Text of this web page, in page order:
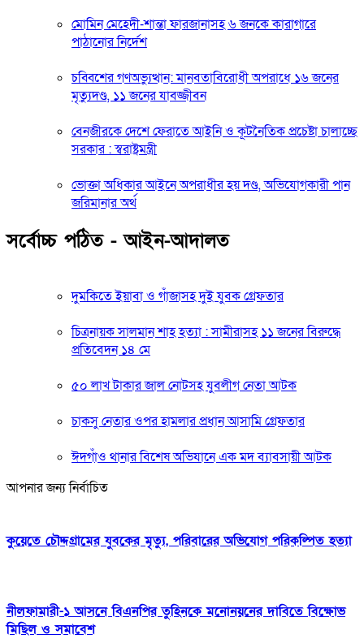
মোমিন মেহেদী-শান্তা ফারজানাসহ ৬ জনকে কারাগারে
পাঠানোর নির্দেশ
চব্বিশের গণঅভ্যুত্থান: মানবতাবিরোধী অপরাধে ১৬ জনের
মৃত্যুদণ্ড, ১১ জনের যাবজ্জীবন
বেনজীরকে দেশে ফেরাতে আইনি ও কূটনৈতিক প্রচেষ্টা চালাচ্ছে
সরকার : স্বরাষ্ট্রমন্ত্রী
ভোক্তা অধিকার আইনে অপরাধীর হয় দণ্ড, অভিযোগকারী পান
জরিমানার অর্থ
সর্বোচ্চ পঠিত - আইন-আদালত
দুমকিতে ইয়াবা ও গাঁজাসহ দুই যুবক গ্রেফতার
চিত্রনায়ক সালমান শাহ হত্যা : সামীরাসহ ১১ জনের বিরুদ্ধে
প্রতিবেদন ১৪ মে
৫০ লাখ টাকার জাল নোটসহ যুবলীগ নেতা আটক
চাকসু নেতার ওপর হামলার প্রধান আসামি গ্রেফতার
ঈদগাঁও থানার বিশেষ অভিযানে এক মদ ব্যাবসায়ী আটক
আপনার জন্য নির্বাচিত
কুয়েতে চৌদ্দগ্রামের যুবকের মৃত্যু, পরিবারের অভিযোগ পরিকল্পিত হত্যা
নীলফামারী-১ আসনে বিএনপির তুহিনকে মনোনয়নের দাবিতে বিক্ষোভ
মিছিল ও সমাবেশ